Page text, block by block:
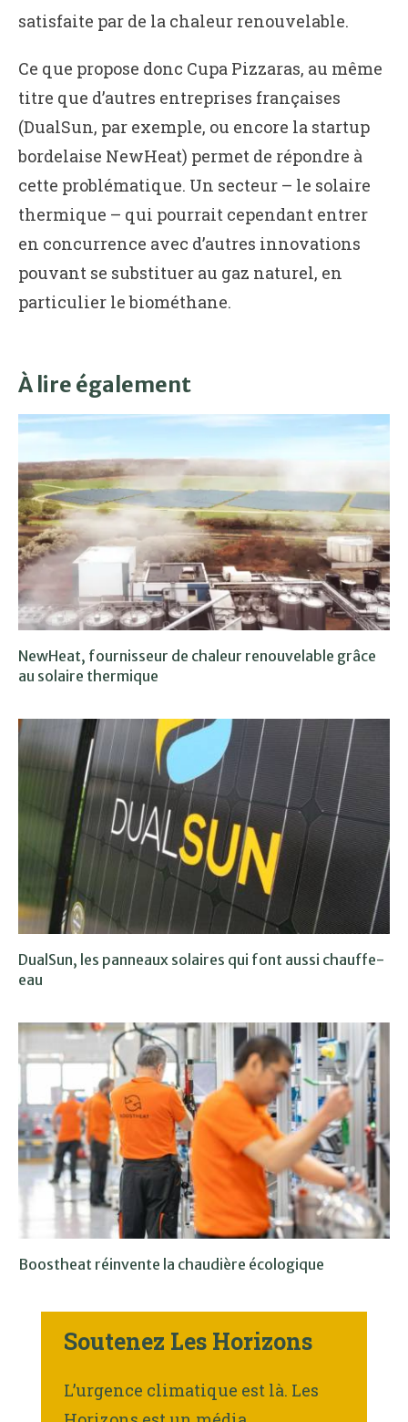
satisfaite par de la chaleur renouvelable.
Ce que propose donc Cupa Pizzaras, au même
titre que d’autres entreprises françaises
(DualSun, par exemple, ou encore la startup
bordelaise NewHeat) permet de répondre à
cette problématique. Un secteur – le solaire
thermique – qui pourrait cependant entrer
en concurrence avec d’autres innovations
pouvant se substituer au gaz naturel, en
particulier le biométhane.
À lire également
NewHeat, fournisseur de chaleur renouvelable grâce
au solaire thermique
DualSun, les panneaux solaires qui font aussi chauffe-
eau
Boostheat réinvente la chaudière écologique
Soutenez Les Horizons
L’urgence climatique est là. Les